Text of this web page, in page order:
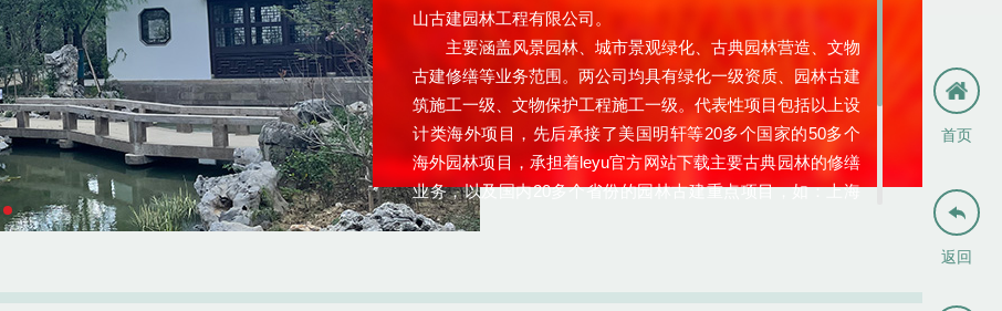
山古建园林工程有限公司。
主要涵盖风景园林、城市景观绿化、古典园林营造、文物
古建修缮等业务范围。两公司均具有绿化一级资质、园林古建
筑施工一级、文物保护工程施工一级。代表性项目包括以上设
计类海外项目，先后承接了美国明轩等20多个国家的50多个
海外园林项目，承担着leyu官方网站下载主要古典园林的修缮
业务，以及国内20多个省份的园林古建重点项目，如：上海
豫园商城、重庆黔江风雨廊桥（亚洲第一廊桥）、西藏布达拉
首页

返回